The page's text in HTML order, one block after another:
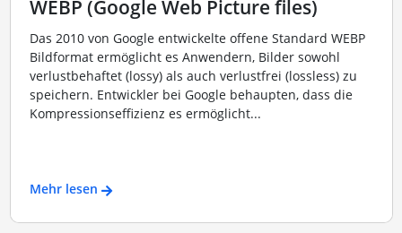
WEBP (Google Web Picture files)
Das 2010 von Google entwickelte offene Standard WEBP
Bildformat ermöglicht es Anwendern, Bilder sowohl
verlustbehaftet (lossy) als auch verlustfrei (lossless) zu
speichern. Entwickler bei Google behaupten, dass die
Kompressionseffizienz es ermöglicht...
Mehr lesen